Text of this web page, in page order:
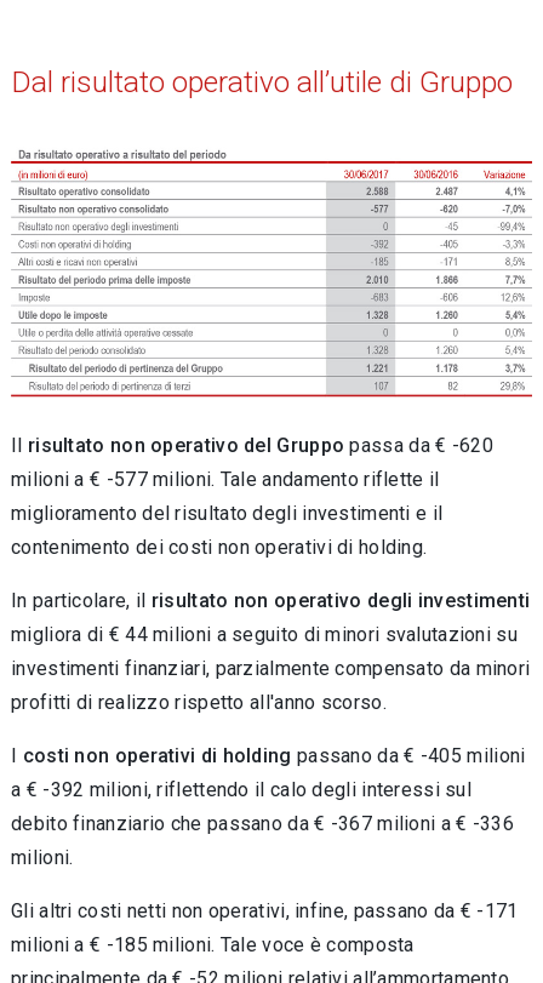
Dal risultato operativo all’utile di Gruppo
Il risultato non operativo del Gruppo passa da € -620
milioni a € -577 milioni. Tale andamento riflette il
miglioramento del risultato degli investimenti e il
contenimento dei costi non operativi di holding.
In particolare, il risultato non operativo degli investimenti
migliora di € 44 milioni a seguito di minori svalutazioni su
investimenti finanziari, parzialmente compensato da minori
profitti di realizzo rispetto all'anno scorso.
I costi non operativi di holding passano da € -405 milioni
a € -392 milioni, riflettendo il calo degli interessi sul
debito finanziario che passano da € -367 milioni a € -336
milioni.
Gli altri costi netti non operativi, infine, passano da € -171
milioni a € -185 milioni. Tale voce è composta